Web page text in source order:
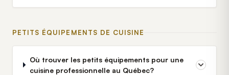
PETITS ÉQUIPEMENTS DE CUISINE
Où trouver les petits équipements pour une
cuisine professionnelle au Québec?